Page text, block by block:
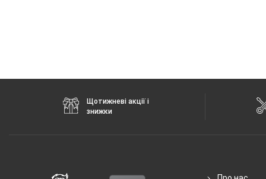
Щотижневі акції і
знижки